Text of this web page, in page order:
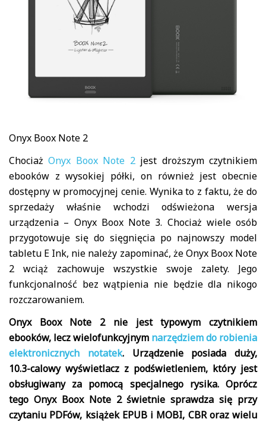
Onyx Boox Note 2
ChociażOnyx Boox Note 2jest droższym czytnikiem
ebooków z wysokiej półki, on również jest obecnie
dostępny w promocyjnej cenie. Wynika to z faktu, że do
sprzedaży właśnie wchodzi odświeżona wersja
urządzenia – Onyx Boox Note 3. Chociaż wiele osób
przygotowuje się do sięgnięcia po najnowszy model
tabletu E Ink, nie należy zapominać, że Onyx Boox Note
2 wciąż zachowuje wszystkie swoje zalety. Jego
funkcjonalność bez wątpienia nie będzie dla nikogo
rozczarowaniem.
Onyx Boox Note 2 nie jest typowym czytnikiem
ebooków, lecz wielofunkcyjnym narzędziem do robienia
elektronicznych notatek. Urządzenie posiada duży,
10.3-calowy wyświetlacz z podświetleniem, który jest
obsługiwany za pomocą specjalnego rysika. Oprócz
tego Onyx Boox Note 2 świetnie sprawdza się przy
czytaniu PDFów, książek EPUB i MOBI, CBR oraz wielu